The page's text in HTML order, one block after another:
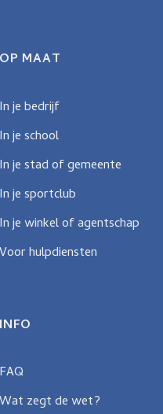
OP MAAT
In je bedrijf
In je school
In je stad of gemeente
In je sportclub
In je winkel of agentschap
Voor hulpdiensten
INFO
FAQ
Wat zegt de wet?